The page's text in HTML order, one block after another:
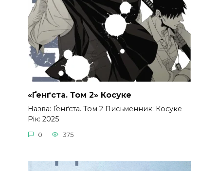
«Ґенґста. Том 2» Косуке
Назва: Ґенґста. Том 2 Письменник: Косуке
Рік: 2025
0 375